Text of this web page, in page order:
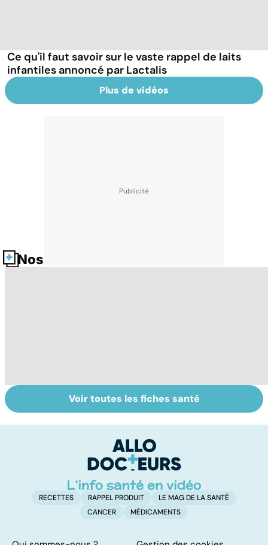
Ce qu'il faut savoir sur le vaste rappel de laits
infantiles annoncé par Lactalis
Plus de vidéos
Nos fiches santé
Votre enfant se
gratte : et si
RGO : des
solutions contre
gastrique
Voir toutes les fiches santé
RECETTES RAPPEL PRODUIT
LE MAG DE LA SANTÉ
CANCER
MÉDICAMENTS